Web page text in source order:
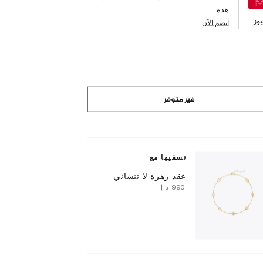
هذه.
انضم الآن
غير متوفر
نسقيها مع
عقد زهرة لا تنساني